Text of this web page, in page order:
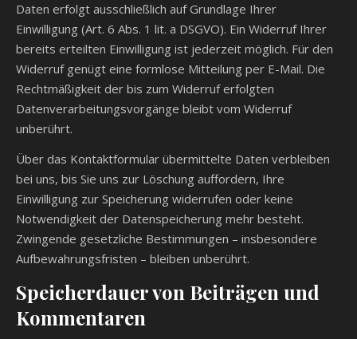
Daten erfolgt ausschließlich auf Grundlage Ihrer
Einwilligung (Art. 6 Abs. 1 lit. a DSGVO). Ein Widerruf Ihrer
bereits erteilten Einwilligung ist jederzeit möglich. Für den
Widerruf genügt eine formlose Mitteilung per E-Mail. Die
Rechtmäßigkeit der bis zum Widerruf erfolgten
Datenverarbeitungsvorgänge bleibt vom Widerruf
unberührt.
Über das Kontaktformular übermittelte Daten verbleiben
bei uns, bis Sie uns zur Löschung auffordern, Ihre
Einwilligung zur Speicherung widerrufen oder keine
Notwendigkeit der Datenspeicherung mehr besteht.
Zwingende gesetzliche Bestimmungen – insbesondere
Aufbewahrungsfristen – bleiben unberührt.
Speicherdauer von Beiträgen und
Kommentaren